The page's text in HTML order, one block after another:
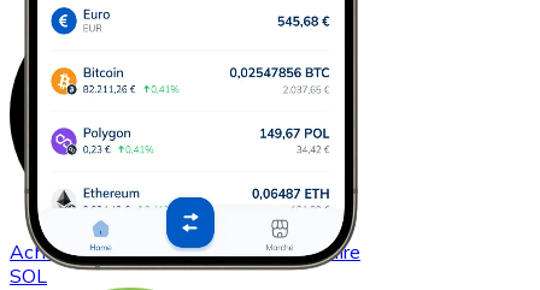
AcheterSolanaavec virement bancaire
SOL